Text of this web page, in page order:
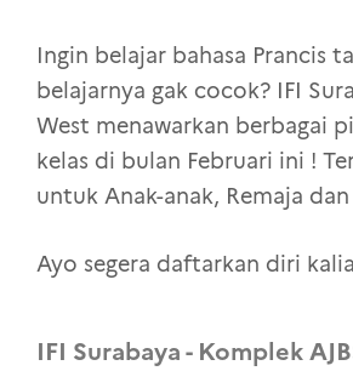
Ingin belajar bahasa Prancis
belajarnya gak cocok? IFI
West menawarkan berbagai
kelas di bulan Februari ini !
untuk Anak-anak, Remaja dan
Ayo segera daftarkan diri
IFI Surabaya - Komplek